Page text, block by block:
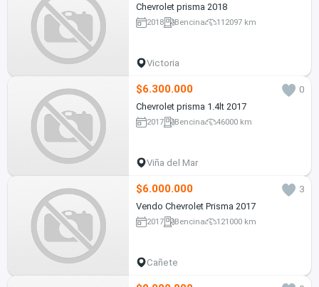
Chevrolet prisma 2018
2018 Bencina 112097 km
Victoria
$6.300.000
0
Chevrolet prisma 1.4lt 2017
2017 Bencina 46000 km
Viña del Mar
$6.000.000
3
Vendo Chevrolet Prisma 2017
2017 Bencina 121000 km
Cañete